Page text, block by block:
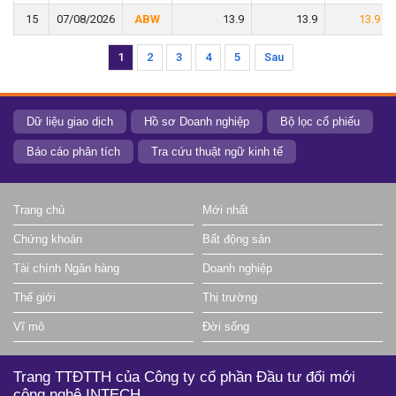
15 07/08/2026 ABW 13.9 13.9 13.9
15 07/08/2026 ABW 13.9 13.9 13.9
1 2 3 4 5 Sau
Dữ liệu giao dịch Hồ sơ Doanh nghiệp Bộ lọc cổ phiếu
Báo cáo phân tích Tra cứu thuật ngữ kinh tế
Trang chủ Mới nhất
Chứng khoán Bất động sản
Tài chính Ngân hàng Doanh nghiệp
Thế giới Thị trường
Vĩ mô Đời sống
Trang TTĐTTH của Công ty cổ phần Đầu tư đổi mới